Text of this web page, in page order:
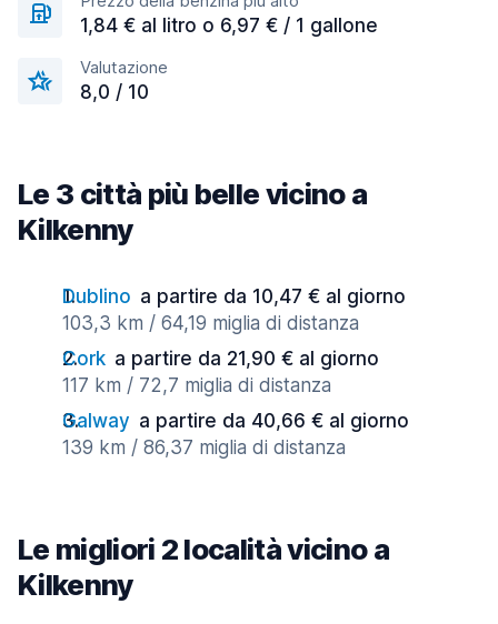
1,84 € al litro o 6,97 € / 1 gallone
Valutazione
8,0 / 10
Le 3 città più belle vicino a
Kilkenny
Dublino a partire da 10,47 € al giorno
103,3 km / 64,19 miglia di distanza
Cork a partire da 21,90 € al giorno
117 km / 72,7 miglia di distanza
Galway a partire da 40,66 € al giorno
139 km / 86,37 miglia di distanza
Le migliori 2 località vicino a
Kilkenny